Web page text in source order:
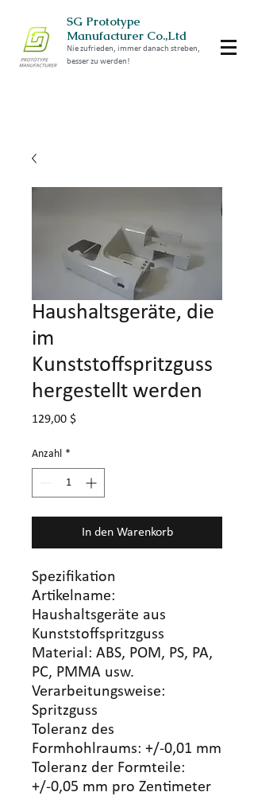
SG Prototype
Manufacturer Co.,Ltd
Nie zufrieden, immer danach streben,
besser zu werden!
Haushaltsgeräte, die
im
Kunststoffspritzguss
hergestellt werden
129,00 $Preis
Anzahl *
In den Warenkorb
Spezifikation
Artikelname:
Haushaltsgeräte aus
Kunststoffspritzguss
Material: ABS, POM, PS, PA,
PC, PMMA usw.
Verarbeitungsweise:
Spritzguss
Toleranz des
Formhohlraums: +/-0,01 mm
Toleranz der Formteile:
+/-0,05 mm pro Zentimeter